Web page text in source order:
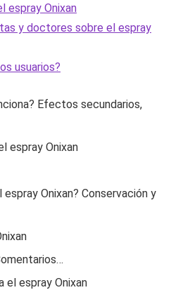
espray Onixan
y doctores sobre el espray
usuarios?
Efectos secundarios,
espray Onixan
Onixan? Conservación y
el espray Onixan